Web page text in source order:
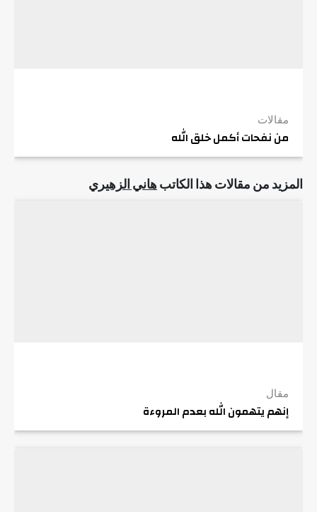
مقالات
من نفحات أكمل خلق الله
المزيد من مقالات هذا الكاتبهاني الزهيري
مقال
إنهم يتهمون الله بعدم المروءة